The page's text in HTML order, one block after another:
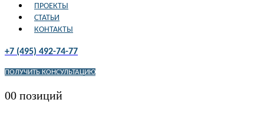
ПРОЕКТЫ
СТАТЬИ
КОНТАКТЫ
+7 (495) 492-74-77
ПОЛУЧИТЬ КОНСУЛЬТАЦИЮ
00 позиций